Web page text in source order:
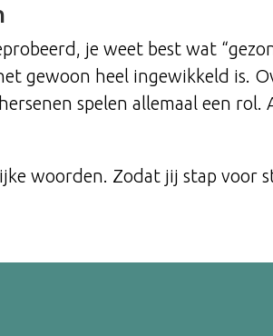
je weet best wat
gewoon heel ingewikkeld is.
spelen allemaal een rol.
woorden. Zodat jij stap